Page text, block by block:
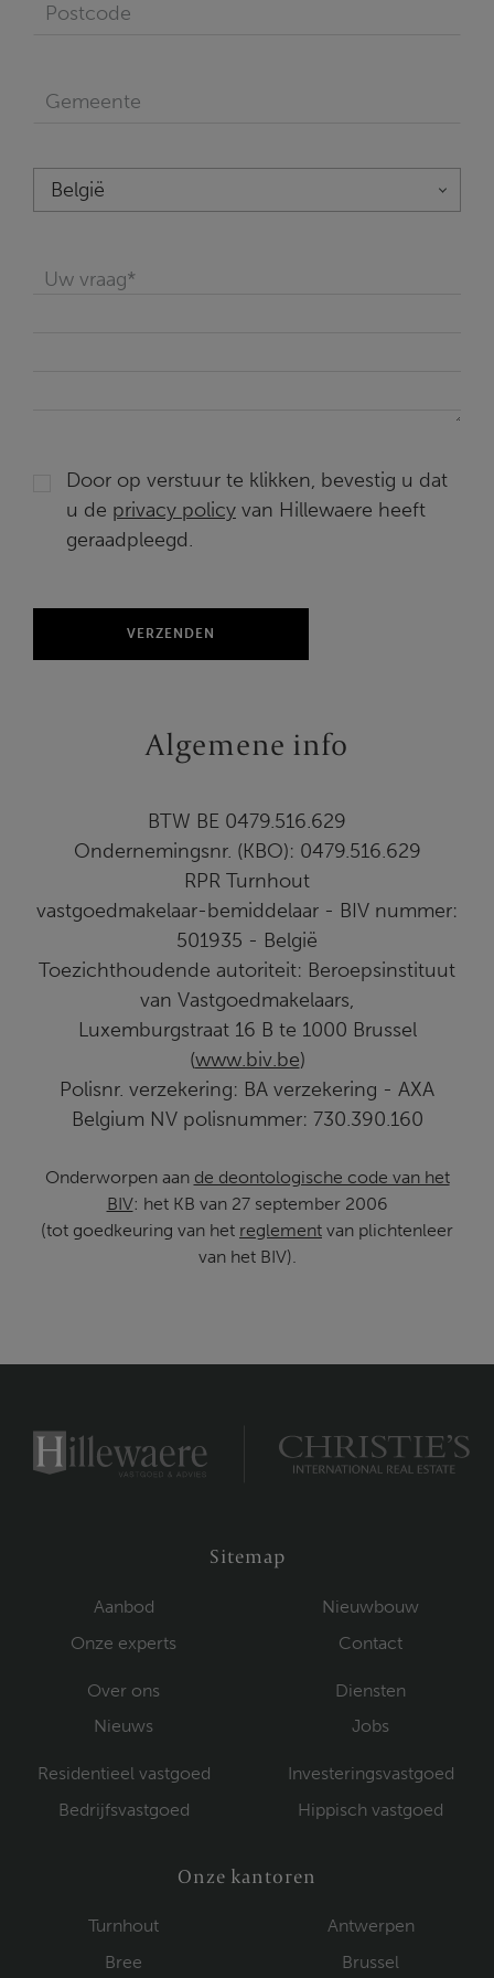
Door op verstuur te klikken, bevestig u dat
u de privacy policy van Hillewaere heeft
geraadpleegd.
Algemene info
BTW BE 0479.516.629
Ondernemingsnr. (KBO): 0479.516.629
RPR Turnhout
vastgoedmakelaar-bemiddelaar - BIV nummer:
501935 - België
Toezichthoudende autoriteit: Beroepsinstituut
van Vastgoedmakelaars,
Luxemburgstraat 16 B te 1000 Brussel
(www.biv.be)
Polisnr. verzekering: BA verzekering - AXA
Belgium NV polisnummer: 730.390.160
Onderworpen aan de deontologische code van het
BIV: het KB van 27 september 2006
(tot goedkeuring van het reglement van plichtenleer
van het BIV).
Sitemap
Aanbod
Nieuwbouw
Onze experts
Contact
Over ons
Diensten
Nieuws
Jobs
Residentieel vastgoed
Investeringsvastgoed
Bedrijfsvastgoed
Hippisch vastgoed
Onze kantoren
Turnhout
Antwerpen
Bree
Brussel